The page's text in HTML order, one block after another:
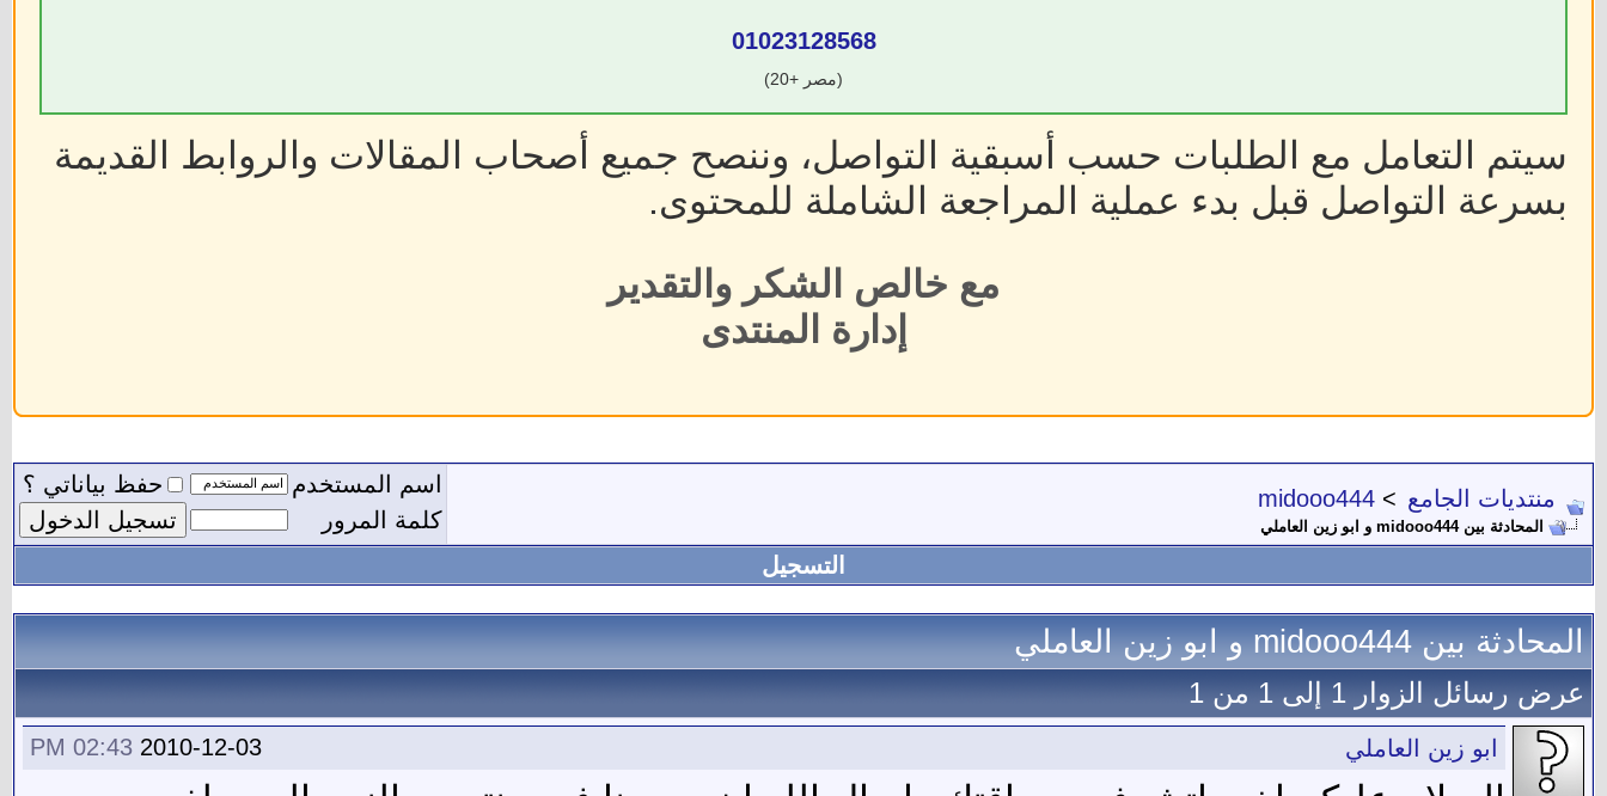
01023128568
(مصر +20)
سيتم التعامل مع الطلبات حسب أسبقية التواصل، وننصح جميع أصحاب المقالات والروابط القديمة
بسرعة التواصل قبل بدء عملية المراجعة الشاملة للمحتوى.
مع خالص الشكر والتقدير
إدارة المنتدى
منتديات الجامع >
midooo444
المحادثة بين midooo444 و ابو زين العاملي
اسم المستخدم
حفظ بياناتي ؟
كلمة المرور
التسجيل
المحادثة بين midooo444 و ابو زين العاملي
عرض رسائل الزوار 1 إلى 1من1
2010-12-03
02:43 PM ابو زين العاملي